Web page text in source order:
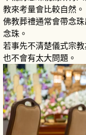
教來考量會比較自然。
佛教葬禮通常會帶念
念珠。
若事先不清楚儀式宗
也不會有太大問題。